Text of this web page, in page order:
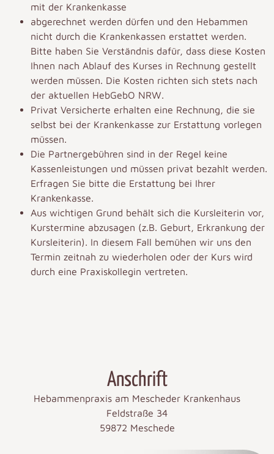
mit der Krankenkasse
abgerechnet werden dürfen und den Hebammen
nicht durch die Krankenkassen erstattet werden.
Bitte haben Sie Verständnis dafür, dass diese Kosten
Ihnen nach Ablauf des Kurses in Rechnung gestellt
werden müssen. Die Kosten richten sich stets nach
der aktuellen HebGebO NRW.
Privat Versicherte erhalten eine Rechnung, die sie
selbst bei der Krankenkasse zur Erstattung vorlegen
müssen.
Die Partnergebühren sind in der Regel keine
Kassenleistungen und müssen privat bezahlt werden.
Erfragen Sie bitte die Erstattung bei Ihrer
Krankenkasse.
Aus wichtigen Grund behält sich die Kursleiterin vor,
Kurstermine abzusagen (z.B. Geburt, Erkrankung der
Kursleiterin). In diesem Fall bemühen wir uns den
Termin zeitnah zu wiederholen oder der Kurs wird
durch eine Praxiskollegin vertreten.
Anschrift
Hebammenpraxis am Mescheder Krankenhaus
Feldstraße 34
59872 Meschede